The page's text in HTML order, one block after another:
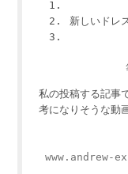
新しいドレ
私の投稿する記事
考になりそうな動
www.andrew-